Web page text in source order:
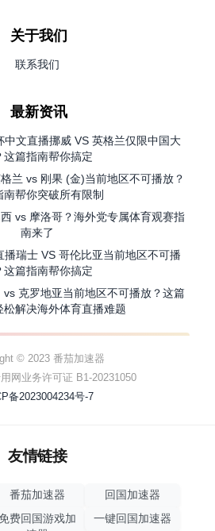
关于我们
联系我们
最新资讯
中文直播挪威 VS 英格兰仅限中国大
这篇指南帮你搞定
兰 vs 刚果 (金)当前地区不可播放？
南帮你突破所有限制
vs 摩洛哥？海外党专属体育观赛指
南来了
播瑞士 VS 哥伦比亚当前地区不可播
这篇指南帮你搞定
克罗地亚当前地区不可播放？这篇
松解决海外体育直播难题
© 2023 番茄加速器
网业务许可证 B1-20231050
备2023004234号-7
友情链接
番茄加速器
回国加速器
费回国游戏加
一键回国加速器